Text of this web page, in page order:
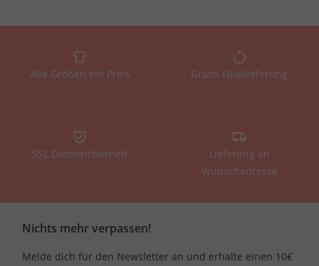
Alle Größen ein Preis Gratis Filiallieferung
SSL Datensicherheit
Lieferung an
Wunschadresse
Nichts mehr verpassen!
Melde dich für den Newsletter an und erhalte einen 10€